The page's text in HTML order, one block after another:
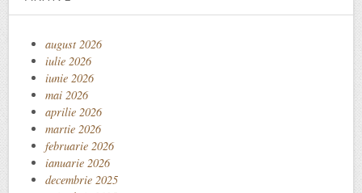
august 2026
iulie 2026
iunie 2026
mai 2026
aprilie 2026
martie 2026
februarie 2026
ianuarie 2026
decembrie 2025